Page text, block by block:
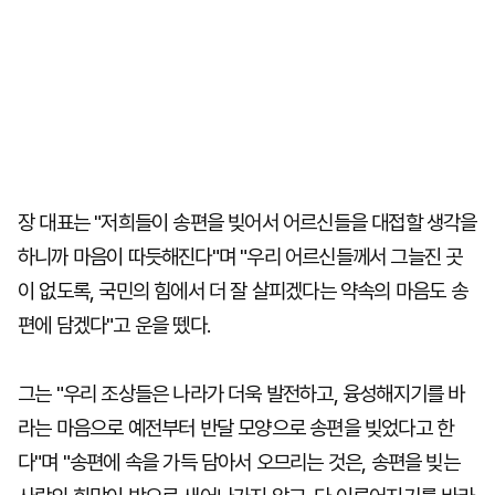
장 대표는 "저희들이 송편을 빚어서 어르신들을 대접할 생각을
하니까 마음이 따듯해진다"며 "우리 어르신들께서 그늘진 곳
이 없도록, 국민의 힘에서 더 잘 살피겠다는 약속의 마음도 송
편에 담겠다"고 운을 뗐다.
그는 "우리 조상들은 나라가 더욱 발전하고, 융성해지기를 바
라는 마음으로 예전부터 반달 모양으로 송편을 빚었다고 한
다"며 "송편에 속을 가득 담아서 오므리는 것은, 송편을 빚는